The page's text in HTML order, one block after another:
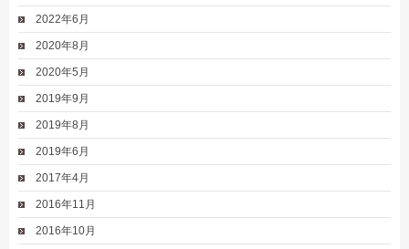
2022年6月
2020年8月
2020年5月
2019年9月
2019年8月
2019年6月
2017年4月
2016年11月
2016年10月